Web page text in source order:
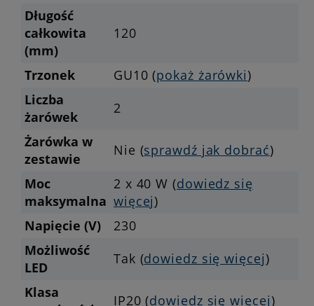
Długość
całkowita
(mm)
120
Trzonek GU10 (pokaż żarówki)
Liczba
żarówek
2
Żarówka w
zestawie
Nie (sprawdź jak dobrać)
Moc
maksymalna
2 x 40 W (dowiedz się
więcej)
Napięcie (V)
230
Możliwość
LED
Tak (dowiedz się więcej)
Klasa
IP20 (dowiedz się więcej)